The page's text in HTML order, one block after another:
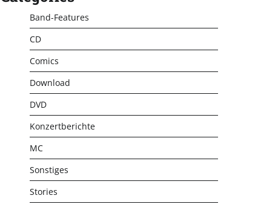
Band-Features
CD
Comics
Download
DVD
Konzertberichte
MC
Sonstiges
Stories